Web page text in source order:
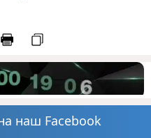
наш Facebook